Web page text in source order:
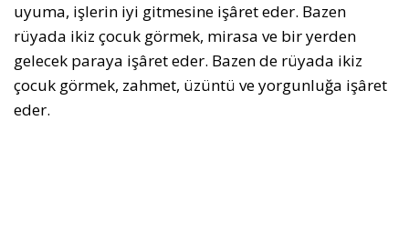
uyuma, işlerin iyi gitmesine işâret eder. Bazen
rüyada ikiz çocuk görmek, mirasa ve bir yerden
gelecek paraya işâret eder. Bazen de rüyada ikiz
çocuk görmek, zahmet, üzüntü ve yorgunluğa işâret
eder.